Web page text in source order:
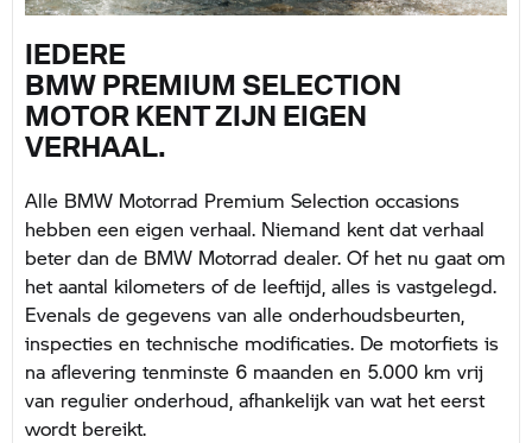
IEDERE
BMW PREMIUM SELECTION
MOTOR KENT ZIJN EIGEN
VERHAAL.
Alle BMW Motorrad Premium Selection occasions
hebben een eigen verhaal. Niemand kent dat verhaal
beter dan de BMW Motorrad dealer. Of het nu gaat om
het aantal kilometers of de leeftijd, alles is vastgelegd.
Evenals de gegevens van alle onderhoudsbeurten,
inspecties en technische modificaties. De motorfiets is
na aflevering tenminste 6 maanden en 5.000 km vrij
van regulier onderhoud, afhankelijk van wat het eerst
wordt bereikt.